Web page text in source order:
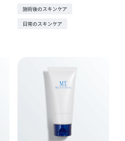
施術後のスキンケア
日常のスキンケア